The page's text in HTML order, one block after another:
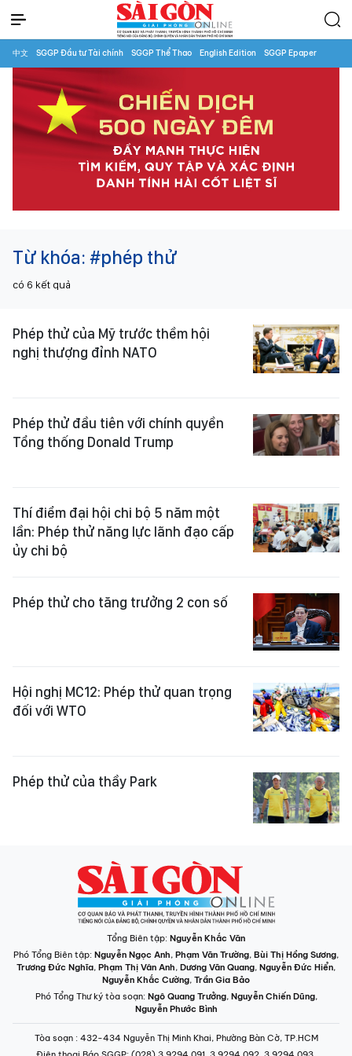
中文 SGGP Đầu tư Tài chính SGGP Thể Thao English Edition SGGP Epaper
Từ khóa: #phép thử
có 6 kết quả
Phép thử của Mỹ trước thềm hội
nghị thượng đỉnh NATO
Phép thử đầu tiên với chính quyền
Tổng thống Donald Trump
Thí điểm đại hội chi bộ 5 năm một
lần: Phép thử năng lực lãnh đạo cấp
ủy chi bộ
Phép thử cho tăng trưởng 2 con số
Hội nghị MC12: Phép thử quan trọng
đối với WTO
Phép thử của thầy Park
Tổng Biên tập: Nguyễn Khắc Văn
Phó Tổng Biên tập: Nguyễn Ngọc Anh, Phạm Văn Trường, Bùi Thị Hồng Sương,
Trương Đức Nghĩa, Phạm Thị Vân Anh, Dương Văn Quang, Nguyễn Đức Hiển,
Nguyễn Khắc Cường, Trần Gia Bảo
Phó Tổng Thư ký tòa soạn: Ngô Quang Trưởng, Nguyễn Chiến Dũng,
Nguyễn Phước Bình
Tòa soạn : 432-434 Nguyễn Thị Minh Khai, Phường Bàn Cờ, TP.HCM